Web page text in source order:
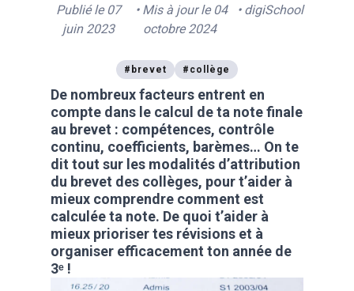
Publié le07
juin 2023
• Mis à jour le 04
octobre 2024
• digiSchool
# brevet # collège
De nombreux facteurs entrent en
compte dans le calcul de ta note finale
au brevet : compétences, contrôle
continu, coefficients, barèmes… On te
dit tout sur les modalités d’attribution
du brevet des collèges, pour t’aider à
mieux comprendre comment est
calculée ta note. De quoi t’aider à
mieux prioriser tes révisions et à
organiser efficacement ton année de
3ᵉ !